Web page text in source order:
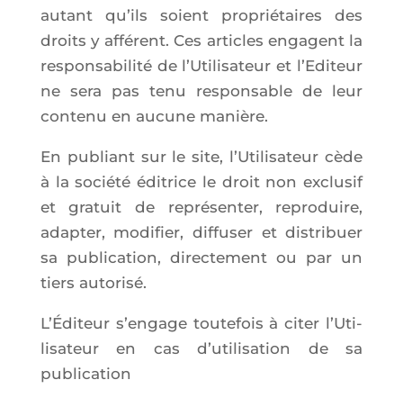
autant qu’ils soient pro­prié­taires des
droits y affé­rent. Ces articles engagent la
res­pon­sa­bi­li­té de l’U­ti­li­sa­teur et l’E­di­teur
ne sera pas tenu res­pon­sable de leur
conte­nu en aucune manière.
En publiant sur le site, l’Utilisateur cède
à la socié­té édi­trice le droit non exclu­sif
et gra­tuit de repré­sen­ter, repro­duire,
adap­ter, modi­fier, dif­fu­ser et dis­tri­buer
sa publi­ca­tion, direc­te­ment ou par un
tiers autorisé.
L’Éditeur s’en­gage tou­te­fois à citer l’U­ti­
li­sa­teur en cas d’utilisation de sa
publication